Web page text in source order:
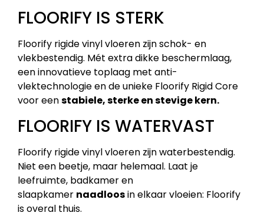
FLOORIFY IS STERK
Floorify rigide vinyl vloeren zijn schok- en
vlekbestendig. Mét extra dikke beschermlaag,
een innovatieve toplaag met anti-
vlektechnologie en de unieke Floorify Rigid Core
voor eenstabiele, sterke en stevige kern.
FLOORIFY IS WATERVAST
Floorify rigide vinyl vloeren zijn waterbestendig.
Niet een beetje, maar helemaal. Laat je
leefruimte, badkamer en
slaapkamer naadloosin elkaar vloeien: Floorify
is overal thuis.